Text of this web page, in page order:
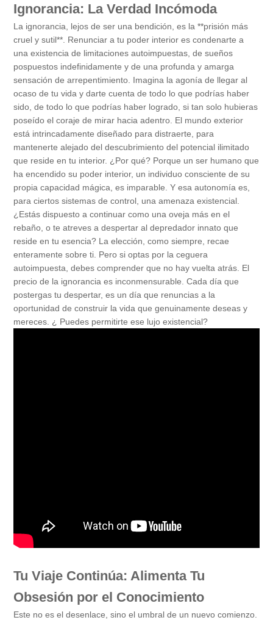
Ignorancia: La Verdad Incómoda
La ignorancia, lejos de ser una bendición, es la **prisión más
cruel y sutil**. Renunciar a tu poder interior es condenarte a
una existencia de limitaciones autoimpuestas, de sueños
pospuestos indefinidamente y de una profunda y amarga
sensación de arrepentimiento. Imagina la agonía de llegar al
ocaso de tu vida y darte cuenta de todo lo que podrías haber
sido, de todo lo que podrías haber logrado, si tan solo hubieras
poseído el coraje de mirar hacia adentro. El mundo exterior
está intrincadamente diseñado para distraerte, para
mantenerte alejado del descubrimiento del potencial ilimitado
que reside en tu interior. ¿Por qué? Porque un ser humano que
ha encendido su poder interior, un individuo consciente de su
propia capacidad mágica, es imparable. Y esa autonomía es,
para ciertos sistemas de control, una amenaza existencial.
¿Estás dispuesto a continuar como una oveja más en el
rebaño, o te atreves a despertar al depredador innato que
reside en tu esencia? La elección, como siempre, recae
enteramente sobre ti. Pero si optas por la ceguera
autoimpuesta, debes comprender que no hay vuelta atrás. El
precio de la ignorancia es inconmensurable. Cada día que
postergas tu despertar, es un día que renuncias a la
oportunidad de construir la vida que genuinamente deseas y
mereces. ¿ Puedes permitirte ese lujo existencial?
Tu Viaje Continúa: Alimenta Tu
Obsesión por el Conocimiento
Este no es el desenlace, sino el umbral de un nuevo comienzo.